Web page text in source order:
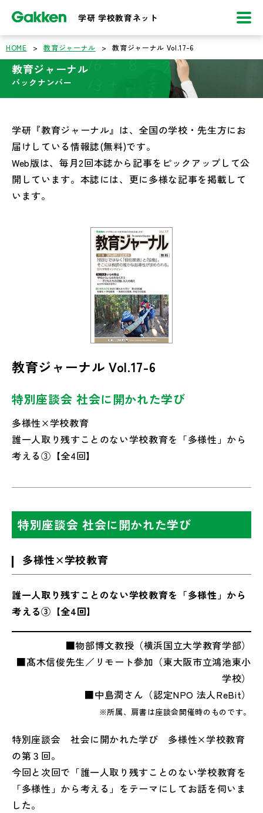
学研 学校教育ネット
HOME > 教育ジャーナル > 教育ジャーナル Vol.17-6
教育ジャーナル
バックナンバー
学研『教育ジャーナル』は、全国の学校・先生方にお
届けしている情報誌(無料)です。
Web版は、毎月2回本誌から記事をピックアップして公
開しています。本誌には、更に多様な記事を掲載して
います。
教育ジャーナル Vol.17-6
特別座談会 社会に開かれた学び
多様性×学校教育
誰一人取り残すことのない学校教育を「多様性」から
考える③【全4回】
特別座談会 社会に開かれた学び
多様性×学校教育
誰一人取り残すことのない学校教育を「多様性」から
考える③【全4回】
■物部博文教授（横浜国立大学教育学部）
■髙木信俊先生／リモート参加（東大阪市立鴻池東小
学校）
■中島潤さん（認定NPO 法人ReBit）
※所属、肩書は座談会開催時のものです。
特別座談会 社会に開かれた学び 多様性×学校教育
の第３回。
今回と次回で「誰一人取り残すことのない学校教育を
「多様性」から考える」をテーマにしてお話を伺いま
した。